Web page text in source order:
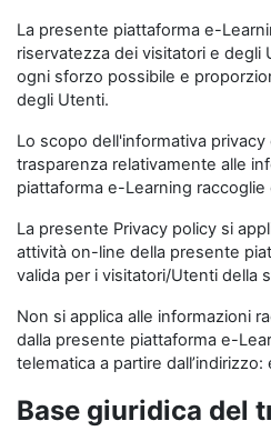
La presente piattaforma e-
riservatezza dei visitatori e
ogni sforzo possibile e
degli Utenti.
Lo scopo dell'informativa
trasparenza relativamente alle
piattaforma e-Learning raccoglie
La presente Privacy policy si
attività on-line della presente
valida per i visitatori/Utenti della
Non si applica alle informazioni
dalla presente piattaforma e-
telematica a partire
Base giuridica del